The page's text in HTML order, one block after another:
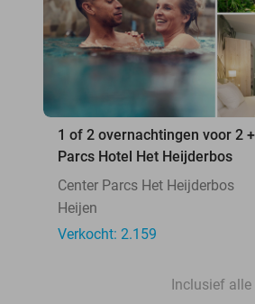
1 of 2 overnachtingen voor 2
Parcs Hotel Het Heijderbos
Center Parcs Het Heijderbos
Heijen
Verkocht: 2.159
Inclusief